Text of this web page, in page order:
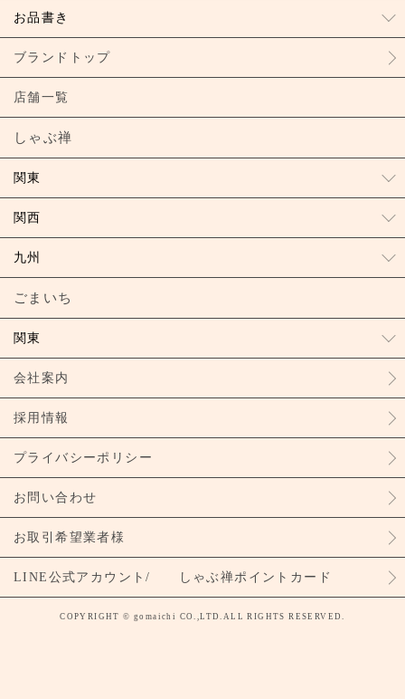
お品書き
ブランドトップ
店舗一覧
しゃぶ禅
関東
関西
九州
ごまいち
関東
会社案内
採用情報
プライバシーポリシー
お問い合わせ
お取引希望業者様
LINE公式アカウント/ しゃぶ禅ポイントカード
COPYRIGHT © gomaichi CO.,LTD.ALL RIGHTS RESERVED.